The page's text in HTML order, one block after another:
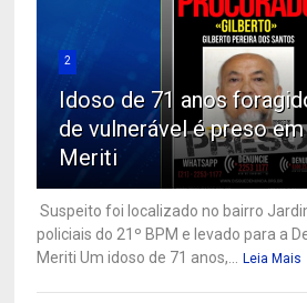
2
Idoso de 71 anos
de vulnerável é preso
Meriti
Suspeito foi localizado no bairro
policiais do 21º BPM e levado para a
Meriti Um idoso de 71 anos,... Leia Mais